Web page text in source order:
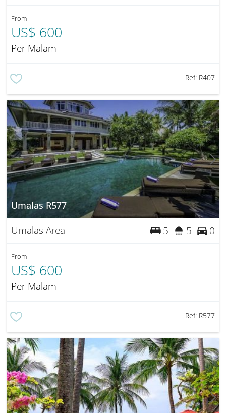
From
US$ 600
Per Malam
Ref: R407
Umalas R577
Umalas Area 5 5 0
From
US$ 600
Per Malam
Ref: R577